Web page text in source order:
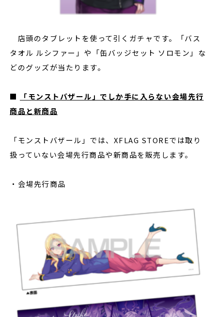
店頭のタブレットを使って引くガチャです。「バス
タオル ルシファー」や「缶バッジセット ソロモン」な
どのグッズが当たります。
■
「モンストバザール」でしか手に入らない会場先行
商品と新商品
「モンストバザール」では、XFLAG STOREでは取り
扱っていない会場先行商品や新商品を販売します。
・会場先行商品